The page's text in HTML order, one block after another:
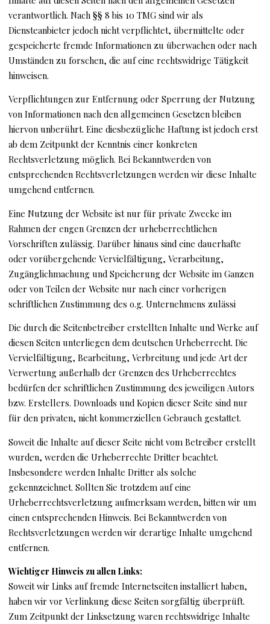
verantwortlich. Nach §§ 8 bis 10 TMG sind wir als
Diensteanbieter jedoch nicht verpflichtet, übermittelte oder
gespeicherte fremde Informationen zu überwachen oder nach
Umständen zu forschen, die auf eine rechtswidrige Tätigkeit
hinweisen.
Verpflichtungen zur Entfernung oder Sperrung der Nutzung
von Informationen nach den allgemeinen Gesetzen bleiben
hiervon unberührt. Eine diesbezügliche Haftung ist jedoch erst
ab dem Zeitpunkt der Kenntnis einer konkreten
Rechtsverletzung möglich. Bei Bekanntwerden von
entsprechenden Rechtsverletzungen werden wir diese Inhalte
umgehend entfernen.
Eine Nutzung der Website ist nur für private Zwecke im
Rahmen der engen Grenzen der urheberrechtlichen
Vorschriften zulässig. Darüber hinaus sind eine dauerhafte
oder vorübergehende Vervielfältigung, Verarbeitung,
Zugänglichmachung und Speicherung der Website im Ganzen
oder von Teilen der Website nur nach einer vorherigen
schriftlichen Zustimmung des o.g. Unternehmens zulässi
Die durch die Seitenbetreiber erstellten Inhalte und Werke auf
diesen Seiten unterliegen dem deutschen Urheberrecht. Die
Vervielfältigung, Bearbeitung, Verbreitung und jede Art der
Verwertung außerhalb der Grenzen des Urheberrechtes
bedürfen der schriftlichen Zustimmung des jeweiligen Autors
bzw. Erstellers. Downloads und Kopien dieser Seite sind nur
für den privaten, nicht kommerziellen Gebrauch gestattet.
Soweit die Inhalte auf dieser Seite nicht vom Betreiber erstellt
wurden, werden die Urheberrechte Dritter beachtet.
Insbesondere werden Inhalte Dritter als solche
gekennzeichnet. Sollten Sie trotzdem auf eine
Urheberrechtsverletzung aufmerksam werden, bitten wir um
einen entsprechenden Hinweis. Bei Bekanntwerden von
Rechtsverletzungen werden wir derartige Inhalte umgehend
entfernen.
Wichtiger Hinweis zu allen Links:
Soweit wir Links auf fremde Internetseiten installiert haben,
haben wir vor Verlinkung diese Seiten sorgfältig überprüft.
Zum Zeitpunkt der Linksetzung waren rechtswidrige Inhalte